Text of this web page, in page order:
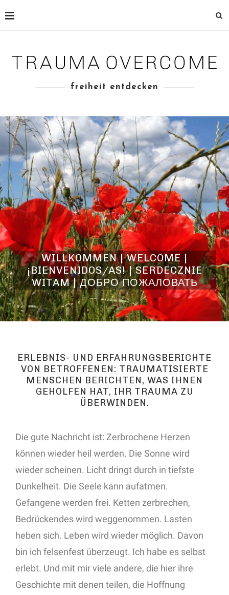
freiheit entdecken
WILLKOMMEN | WELCOME |
¡BIENVENIDOS/AS! | SERDECZNIE
WITAM | ДОБРО ПОЖАЛОВАТЬ
ERLEBNIS- UND ERFAHRUNGSBERICHTE
VON BETROFFENEN: TRAUMATISIERTE
MENSCHEN BERICHTEN, WAS IHNEN
GEHOLFEN HAT, IHR TRAUMA ZU
ÜBERWINDEN.
Die gute Nachricht ist: Zerbrochene Herzen
können wieder heil werden. Die Sonne wird
wieder scheinen. Licht dringt durch in tiefste
Dunkelheit. Die Seele kann aufatmen.
Gefangene werden frei. Ketten zerbrechen,
Bedrückendes wird weggenommen. Lasten
heben sich. Leben wird wieder möglich. Davon
bin ich felsenfest überzeugt. Ich habe es selbst
erlebt. Und mit mir viele andere, die hier ihre
Geschichte mit denen teilen, die Hoffnung